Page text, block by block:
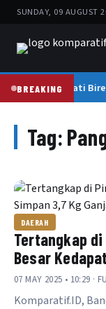
SUNDAY, 09 AUGUST
BREAKINGBupati
Tag:
DAERAH
Tertangkap
Besar
07 MAY 2025 • 10:29 ·
Komparatif.ID,